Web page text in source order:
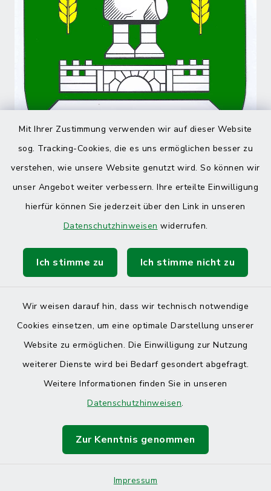
Mit Ihrer Zustimmung verwenden wir auf dieser Website
sog. Tracking-Cookies, die es uns ermöglichen besser zu
verstehen, wie unsere Website genutzt wird. So können wir
unser Angebot weiter verbessern. Ihre erteilte Einwilligung
hierfür können Sie jederzeit über den Link in unseren
Datenschutzhinweisen widerrufen.
Ich stimme zu Ich stimme nicht zu
Wir weisen darauf hin, dass wir technisch notwendige
Cookies einsetzen, um eine optimale Darstellung unserer
Website zu ermöglichen. Die Einwilligung zur Nutzung
weiterer Dienste wird bei Bedarf gesondert abgefragt.
Weitere Informationen finden Sie in unseren
Datenschutzhinweisen.
Zur Kenntnis genommen
Impressum
Kontakt
Datenschutz
Impressum
Sitemap
Cookie-Einstellungen